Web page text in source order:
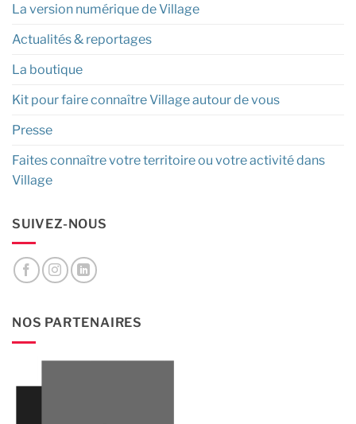
La version numérique de Village
Actualités & reportages
La boutique
Kit pour faire connaître Village autour de vous
Presse
Faites connaître votre territoire ou votre activité dans
Village
SUIVEZ-NOUS
NOS PARTENAIRES